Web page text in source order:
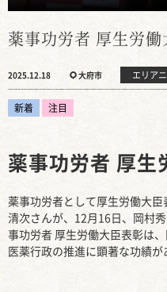
薬事功労者 厚生労
2025.12.18 大府市 エリア
新着 注目
薬事功労者 厚生
薬事功労者として厚生労働大
清次さんが、12月16日、岡村
事功労者 厚生労働大臣表彰は
医薬行政の推進に顕著な功績が